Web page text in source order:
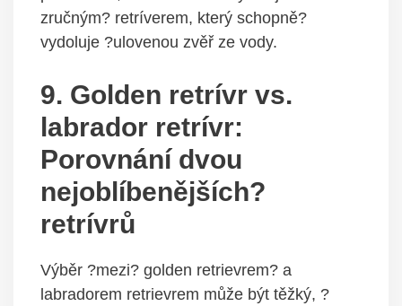
zručným? retríverem, který schopně?
vydoluje ?ulovenou zvěř ze vody.
9. Golden retrívr vs.
labrador retrívr:
Porovnání dvou
nejoblíbenějších?
retrívrů
Výběr ?mezi? golden retrievrem? a
labradorem retrievrem může být těžký, ?